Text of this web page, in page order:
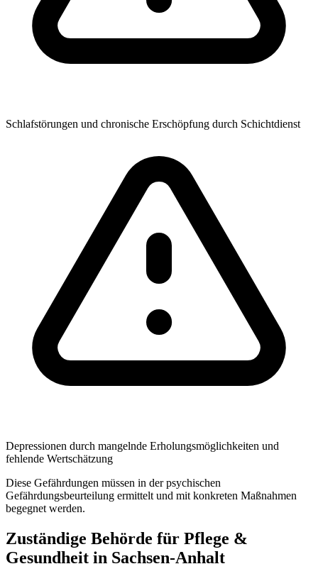
Schlafstörungen und chronische Erschöpfung durch Schichtdienst
Depressionen durch mangelnde Erholungsmöglichkeiten und
fehlende Wertschätzung
Diese Gefährdungen müssen in der psychischen
Gefährdungsbeurteilung ermittelt und mit konkreten Maßnahmen
begegnet werden.
Zuständige Behörde für Pflege &
Gesundheit in Sachsen-Anhalt